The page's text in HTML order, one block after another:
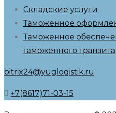
Складские услуги
Таможенное
Таможенное
таможенного транзита
bitrix24@yuglogistik.ru
+7(8617)71-03-15